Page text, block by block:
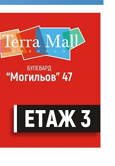
– независимо
е различно
в което
сцена или
обявени
публика и
пее, свири или
изпълнен с музика,